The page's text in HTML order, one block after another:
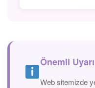
Önemli Uyarı
Web sitemizde